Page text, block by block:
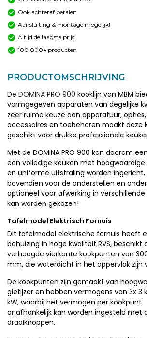
Ook achteraf betalen
Aansluiting & montage mogelijk!
Altijd de laagste prijs
100.000+ producten
PRODUCTOMSCHRIJVING
De DOMINA PRO 900 kooklijn van MBM
vormgegeven apparaten van degelijke
zeer ruime keuze aan apparatuur, opties,
accessoires en toebehoren maakt deze
geschikt voor drukke professionele
Met de DOMINA PRO 900 kan daarom
een volledige keuken met
en uniforme uitstraling worden ingericht,
bovendien voor de onderstellen en
optioneel voor afwerking in verschillende
kan worden gekozen!
Tafelmodel Elektrisch Fornuis
Dit tafelmodel elektrische fornuis heeft
behuizing in hoge kwaliteit RVS, beschikt
verhoogde vierkante kookpunten van
mm, die waterdicht in het oppervlak zijn
De kookpunten zijn gemaakt van
gietijzer en hebben vermogens van 3x 3
kW, waarbij het vermogen per kookpunt
onafhankelijk kan worden ingesteld met
draaiknoppen.